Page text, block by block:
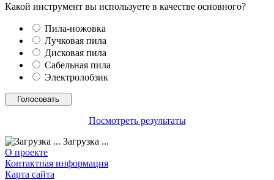
Какой инструмент вы используете в качестве основного?
Пила-ножовка
Лучковая пила
Дисковая пила
Сабельная пила
Электролобзик
Посмотреть результаты
Загрузка ...
О проекте
Контактная информация
Карта сайта